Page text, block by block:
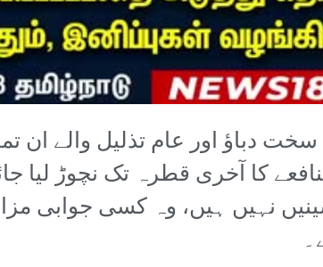
دباؤ اور عام تذلیل والے ان
کا آخری قطرہ تک نچوڑ لیا
نہیں ہیں، وہ کسی جوابی